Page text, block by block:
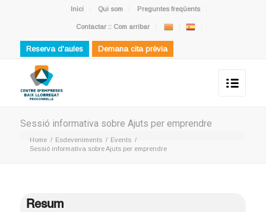
Inici Qui som Preguntes freqüents
Contactar :: Com arribar
Reserva d'aules Demana cita prèvia
Sessió informativa sobre Ajuts per emprendre
Home / Esdeveniments / Events /
Sessió informativa sobre Ajuts per emprendre
Resum